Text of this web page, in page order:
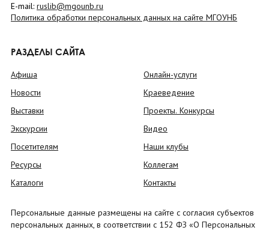
E-mail: ruslib@mgounb.ru
Политика обработки персональных данных на сайте МГОУНБ
РАЗДЕЛЫ САЙТА
Афиша
Новости
Выставки
Экскурсии
Посетителям
Ресурсы
Каталоги
Онлайн-услуги
Краеведение
Проекты. Конкурсы
Видео
Наши клубы
Коллегам
Контакты
Персональные данные размещены на сайте с согласия субъектов
персональных данных, в соответствии с 152 ФЗ «О Персональных